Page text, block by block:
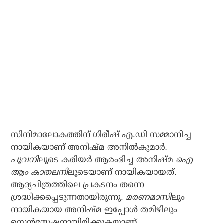
സിനിമാലോകത്തിന് ഗിരീഷ് എ.ഡി സമ്മാനിച്ച
നായികയാണ് അനിഷ്മ അനില്‍കുമാര്‍.
പൂവനിലൂടെ കരിയര്‍ ആരംഭിച്ച അനിഷ്മ ഐ
ആം കാതലനിലൂടെയാണ് നായികയായത്.
ആദ്യചിത്രത്തിലെ പ്രകടനം തന്നെ
ശ്രദ്ധിക്കപ്പെടുന്നതായിരുന്നു. മരണമാസിലും
നായികയായ അനിഷ്മ ഇപ്പോള്‍ തമിഴിലും